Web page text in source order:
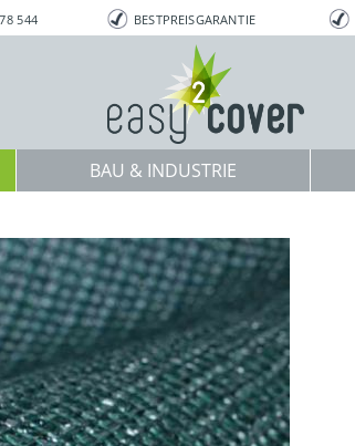
544 BESTPREISGARANTIE
BAU & INDUSTRIE